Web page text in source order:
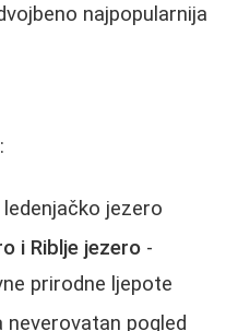
najpopularnija
jezero
i Riblje jezero -
prirodne ljepote
neverovatan pogled